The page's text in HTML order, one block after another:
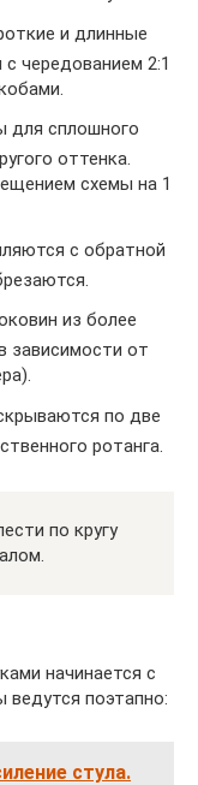
и длинные
чередованием 2:1
для сплошного
оттенка.
схемы на 1
с обратной
из более
зависимости от
по две
ротанга.
по кругу
начинается с
ведутся поэтапно:
стула.